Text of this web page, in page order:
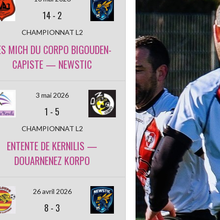
14- 2
CHAMPIONNAT L2
MICH DU CORPO BIGOUDEN-
CAPISTE — NEWSTIC
3 mai 2026
1 - 5
CHAMPIONNAT L2
ENTENTE DE KERNILIS —
DOUARNENEZ KORPO
26 avril 2026
8 - 3